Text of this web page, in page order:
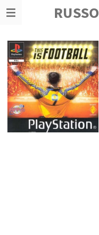
Ga
hoofdinhoud
RUSSO